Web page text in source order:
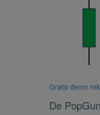
Gratis demo
De